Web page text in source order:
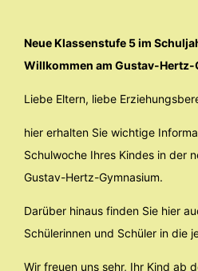
Neue Klassenstufe 5 im
Willkommen am Gustav-Hertz-
Liebe Eltern, liebe
hier erhalten Sie wichtige
Schulwoche Ihres Kindes in der
Gustav-Hertz-Gymnasium.
Darüber hinaus finden Sie hier
Schülerinnen und Schüler in die
Wir freuen uns sehr, Ihr Kind ab